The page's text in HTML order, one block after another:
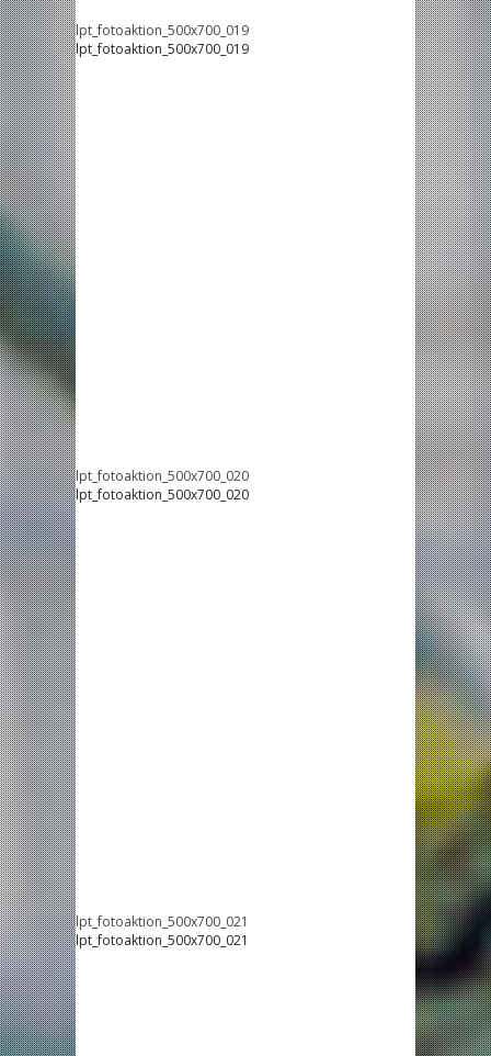
lpt_fotoaktion_500x700_019
lpt_fotoaktion_500x700_019
lpt_fotoaktion_500x700_020
lpt_fotoaktion_500x700_020
lpt_fotoaktion_500x700_021
lpt_fotoaktion_500x700_021